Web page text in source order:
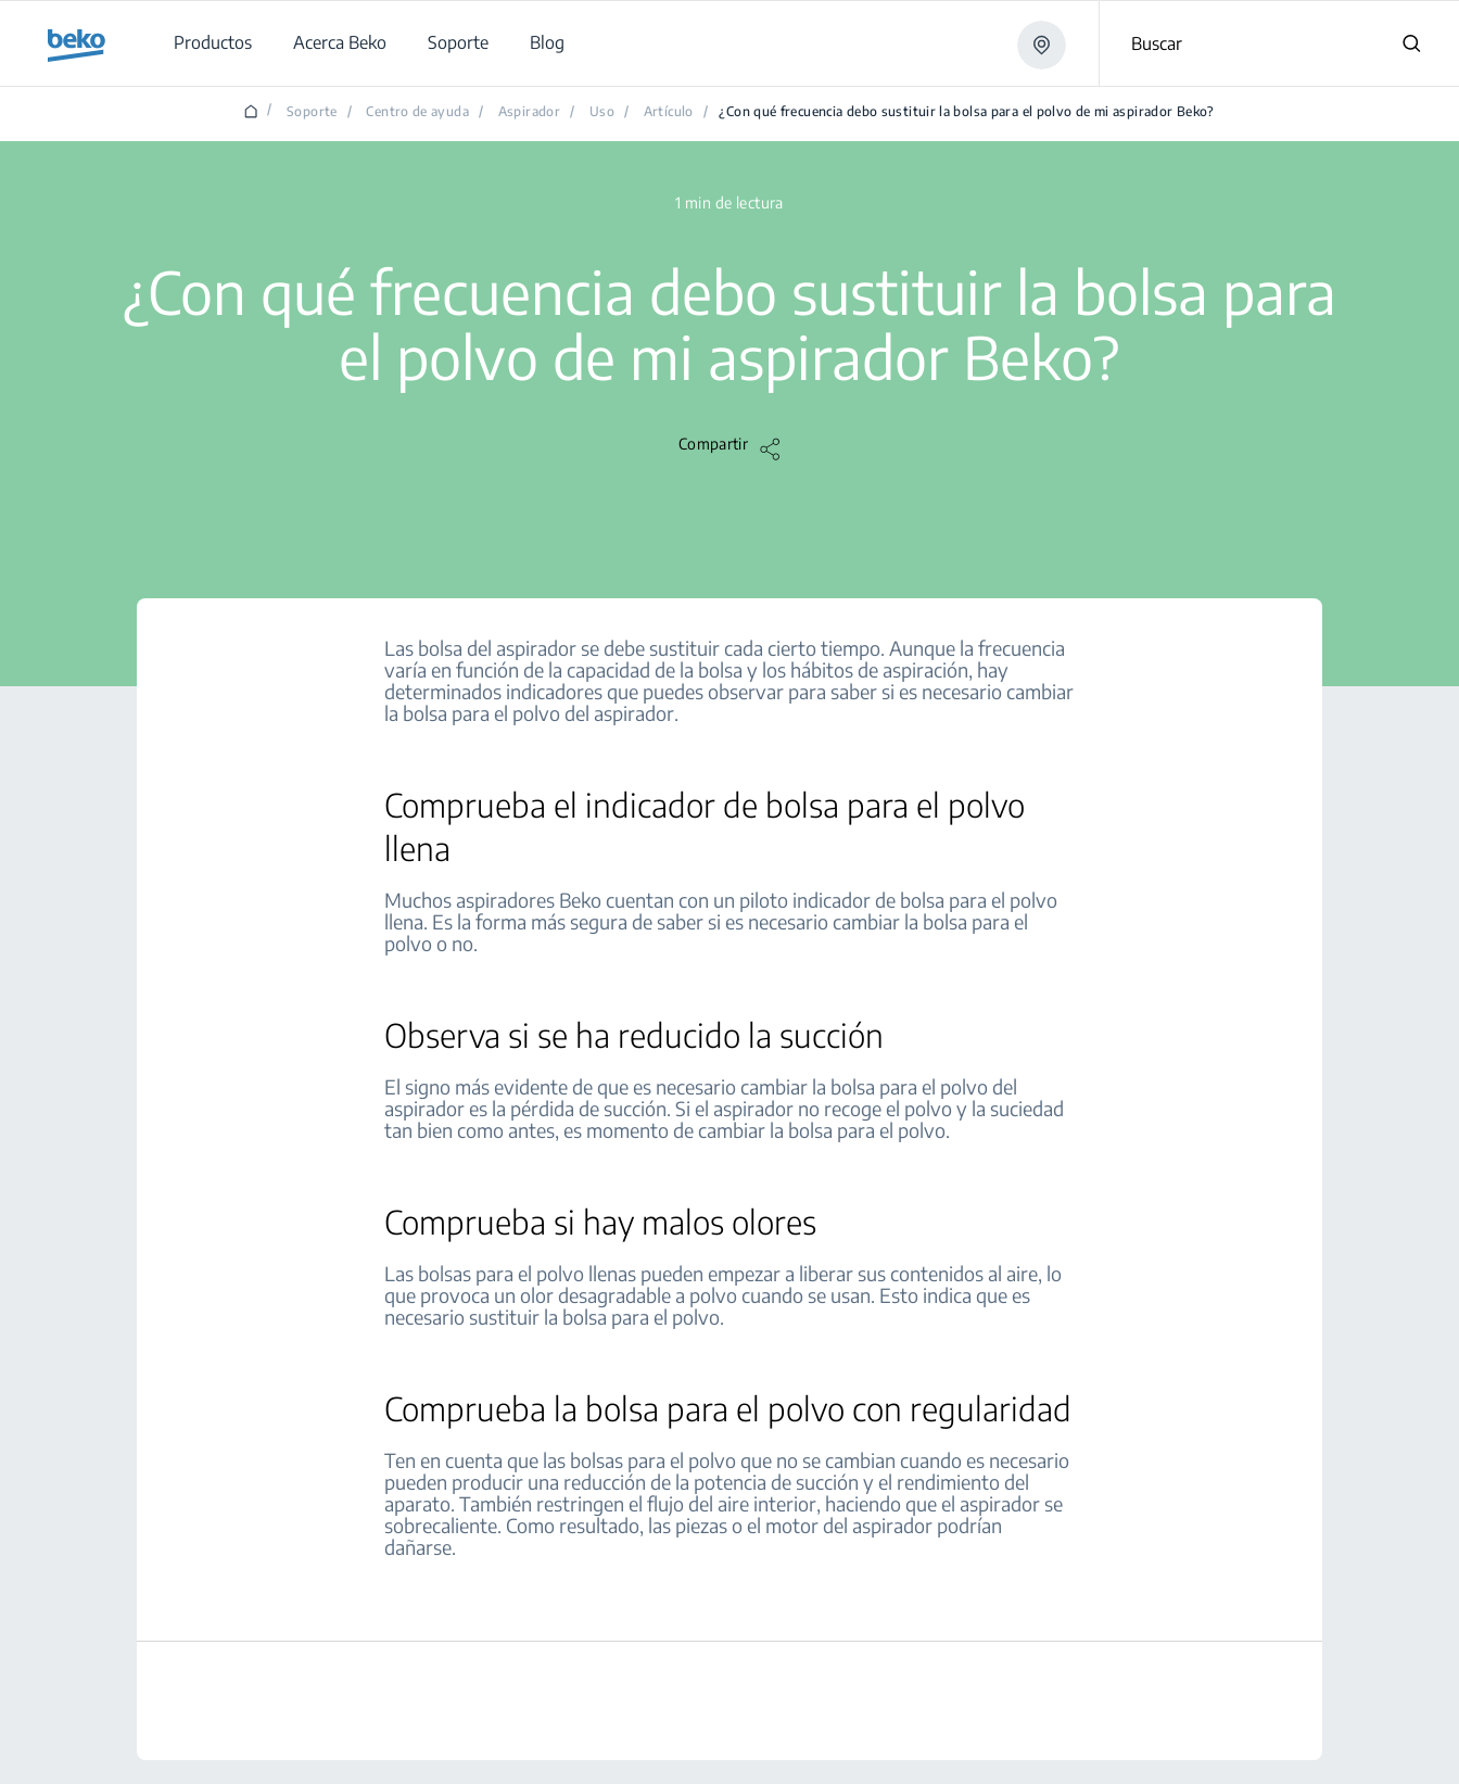
Productos
Acerca Beko Soporte Blog Buscar
/ Soporte / Centro de ayuda / Aspirador / Uso / Artículo / ¿Con qué frecuencia debo sustituir la bolsa para el polvo de mi aspirador Beko?
1 min de lectura
¿Con qué frecuencia debo sustituir la bolsa para
el polvo de mi aspirador Beko?
Compartir
Las bolsa del aspirador se debe sustituir cada cierto tiempo. Aunque la frecuencia
varía en función de la capacidad de la bolsa y los hábitos de aspiración, hay
determinados indicadores que puedes observar para saber si es necesario cambiar
la bolsa para el polvo del aspirador.
Comprueba el indicador de bolsa para el polvo
llena
Muchos aspiradores Beko cuentan con un piloto indicador de bolsa para el polvo
llena. Es la forma más segura de saber si es necesario cambiar la bolsa para el
polvo o no.
Observa si se ha reducido la succión
El signo más evidente de que es necesario cambiar la bolsa para el polvo del
aspirador es la pérdida de succión. Si el aspirador no recoge el polvo y la suciedad
tan bien como antes, es momento de cambiar la bolsa para el polvo.
Comprueba si hay malos olores
Las bolsas para el polvo llenas pueden empezar a liberar sus contenidos al aire, lo
que provoca un olor desagradable a polvo cuando se usan. Esto indica que es
necesario sustituir la bolsa para el polvo.
Comprueba la bolsa para el polvo con regularidad
Ten en cuenta que las bolsas para el polvo que no se cambian cuando es necesario
pueden producir una reducción de la potencia de succión y el rendimiento del
aparato. También restringen el flujo del aire interior, haciendo que el aspirador se
sobrecaliente. Como resultado, las piezas o el motor del aspirador podrían
dañarse.